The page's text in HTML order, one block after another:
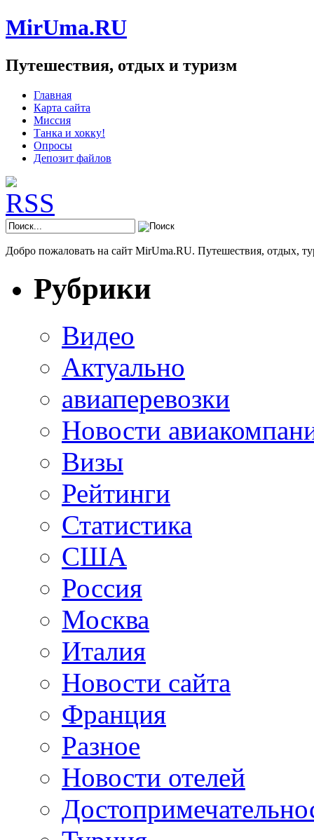
MirUma.RU
Путешествия, отдых и туризм
Главная
Карта сайта
Миссия
Танка и хокку!
Опросы
Депозит файлов
Добро пожаловать на сайт MirUma.RU. Путешествия, отдых,
Рубрики
Видео
Актуально
авиаперевозки
Новости
Визы
Рейтинги
Статистика
США
Россия
Москва
Италия
Новости сайта
Франция
Разное
Новости отелей